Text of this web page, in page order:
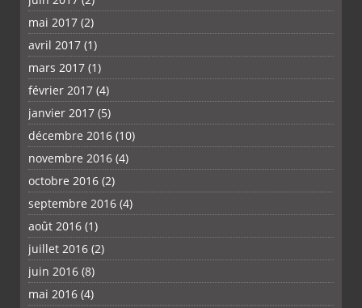
mai 2017 (2)
avril 2017 (1)
mars 2017 (1)
février 2017 (4)
janvier 2017 (5)
décembre 2016 (10)
novembre 2016 (4)
octobre 2016 (2)
septembre 2016 (4)
août 2016 (1)
juillet 2016 (2)
juin 2016 (8)
mai 2016 (4)